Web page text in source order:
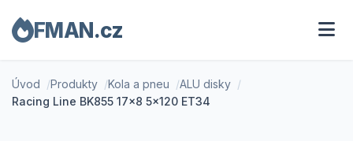
FMAN.cz
Úvod Produkty Kola a pneu
ALU disky
Racing Line BK855 17x8 5x120 ET34